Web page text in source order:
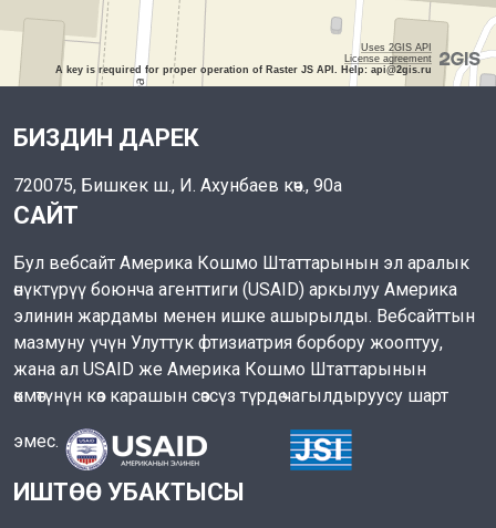
Uses 2GIS API
License agreement
A key is required for proper operation of Raster JS API. Help: api@2gis.ru
БИЗДИН ДАРЕК
720075, Бишкек ш., И. Ахунбаев көч., 90а
САЙТ
Бул вебсайт Америка Кошмо Штаттарынын эл аралык
өнүктүрүү боюнча агенттиги (USAID) аркылуу Америка
элинин жардамы менен ишке ашырылды. Вебсайттын
мазмуну үчүн Улуттук фтизиатрия борбору жооптуу,
жана ал USAID же Америка Кошмо Штаттарынын
өкмөтүнүн көз карашын сөзсүз түрдө чагылдыруусу шарт
эмес.
ИШТӨӨ УБАКТЫСЫ